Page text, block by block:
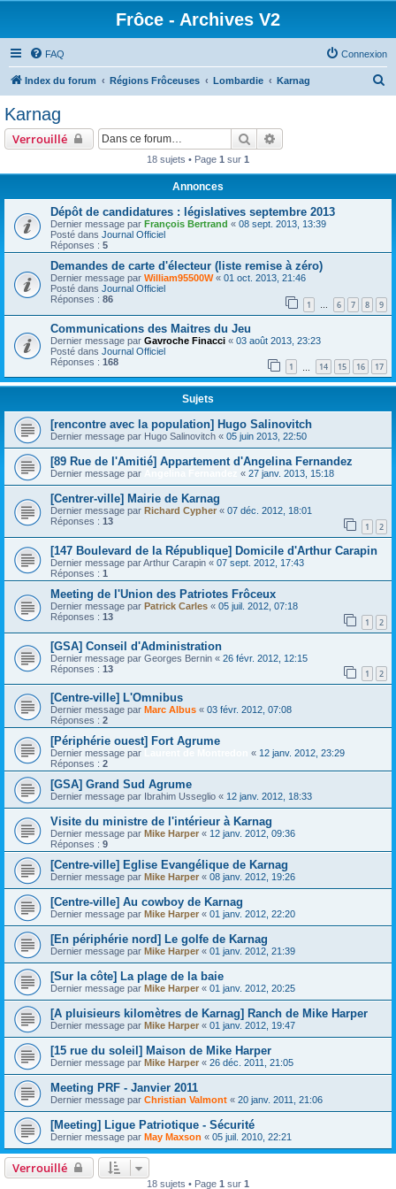
Frôce - Archives V2
FAQ Connexion
Index du forum Régions Frôceuses Lombardie Karnag
Karnag
Verrouillé Rechercher
18 sujets • Page 1 sur 1
Annonces
Dépôt de candidatures : législatives septembre 2013
Dernier message par François Bertrand « 08 sept. 2013, 13:39
Posté dans Journal Officiel
Réponses : 5
Demandes de carte d'électeur (liste remise à zéro)
Dernier message par William95500W« 01 oct. 2013, 21:46
Posté dans Journal Officiel
Réponses : 86 1 … 6 7 8 9
Communications des Maitres du Jeu
Dernier message par Gavroche Finacci « 03 août 2013, 23:23
Posté dans Journal Officiel
Réponses : 168 1 14 15 16 17
Sujets
[rencontre avec la population] Hugo Salinovitch
Dernier message par Hugo Salinovitch « 05 juin 2013, 22:50
[89 Rue de l'Amitié] Appartement d'Angelina Fernandez
Dernier message par « 27 janv. 2013, 15:18
[Centrer-ville] Mairie de Karnag
Dernier message par Richard Cypher « 07 déc. 2012, 18:01
Réponses : 13 1 2
[147 Boulevard de la République] Domicile d'Arthur Carapin
Dernier message parArthur Carapin « 07 sept. 2012, 17:43
Réponses : 1
Meeting de l'Union des Patriotes Frôceux
Dernier message par Patrick Carles « 05 juil. 2012, 07:18
Réponses : 13 1 2
[GSA] Conseil d'Administration
Dernier message par Georges Bernin « 26 févr. 2012, 12:15
Réponses : 13 1 2
[Centre-ville] L'Omnibus
Dernier message par Marc Albus « 03 févr. 2012, 07:08
Réponses : 2
[Périphérie ouest] Fort Agrume
Dernier message par « 12 janv. 2012, 23:29
Réponses : 2
[GSA] Grand Sud Agrume
Dernier message par Ibrahim Usseglio « 12 janv. 2012, 18:33
Visite du ministre de l'intérieur à Karnag
Dernier message par Mike Harper « 12 janv. 2012, 09:36
Réponses : 9
[Centre-ville] Eglise Evangélique de Karnag
Dernier message par Mike Harper « 08 janv. 2012, 19:26
[Centre-ville] Au cowboy de Karnag
Dernier message par Mike Harper « 01 janv. 2012, 22:20
[En périphérie nord] Le golfe de Karnag
Dernier message par Mike Harper « 01 janv. 2012, 21:39
[Sur la côte] La plage de la baie
Dernier message par Mike Harper « 01 janv. 2012, 20:25
[A pluisieurs kilomètres de Karnag] Ranch de Mike Harper
Dernier message par Mike Harper « 01 janv. 2012, 19:47
[15 rue du soleil] Maison de Mike Harper
Dernier message par Mike Harper « 26 déc. 2011, 21:05
Meeting PRF - Janvier 2011
Dernier message par Christian Valmont « 20 janv. 2011, 21:06
[Meeting] Ligue Patriotique - Sécurité
Dernier message par May Maxson « 05 juil. 2010, 22:21
Verrouillé
18 sujets • Page 1 sur 1